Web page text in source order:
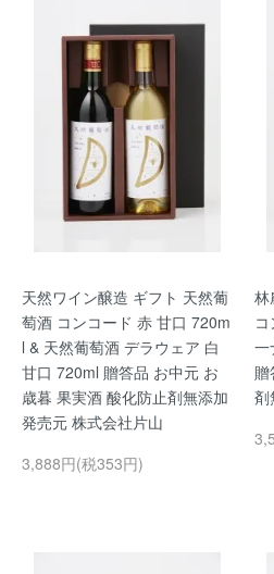
天然ワイン醸造 ギフト 天然葡
萄酒 コンコード 赤 甘口 720m
l & 天然葡萄酒 デラウェア 白
甘口 720ml 贈答品 お中元 お
歳暮 果実酒 酸化防止剤無添加
発売元 株式会社片山
3,888円(税353円)
林
一
剤